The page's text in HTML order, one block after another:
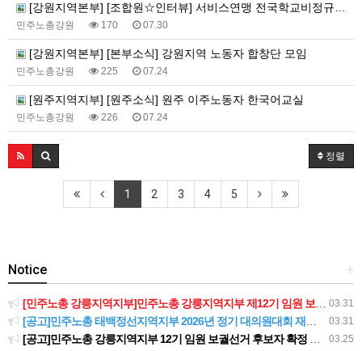
[강원지역본부] [조합원☆인터뷰] 서비스연맹 전국학교비정규직노동조합 강원지부 김유미 춘천지회장
민주노총강원 170 07.30
[강원지역본부] [본부소식] 강원지역 노동자 합창단 모임
민주노총강원 225 07.24
[원주지역지부] [원주소식] 원주 이주노동자 한국어교실
민주노총강원 226 07.24
정렬
1 2 3 4 5
+
Notice
03.31
[민주노총 강릉지역지부]민주노총 강릉지역지부 제12기 임원 보궐선거결과 공고
03.31
[공고]민주노총 태백정선지역지부 2026년 정기 대의원대회 재소집 건
03.25
[공고]민주노총 강릉지역지부 12기 임원 보궐선거 후보자 확정 공고